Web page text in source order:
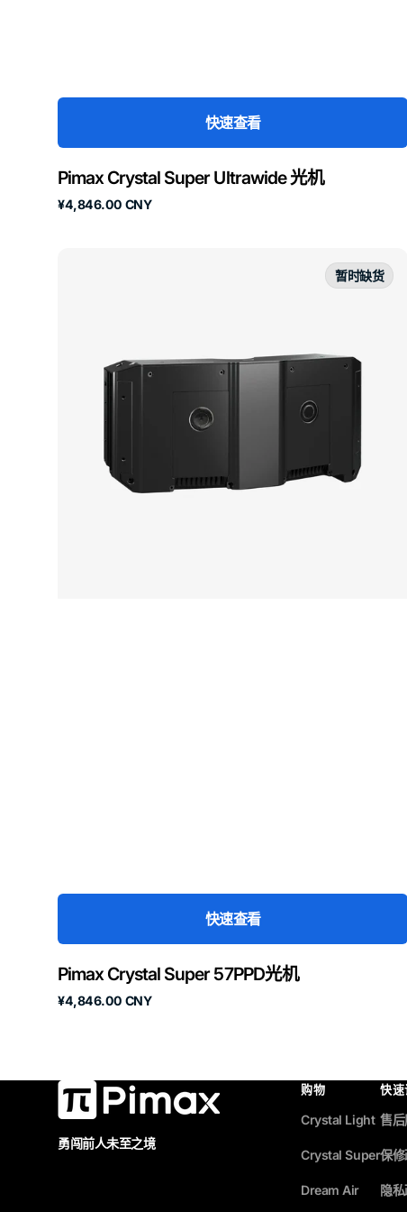
快速查看
Pimax Crystal Super Ultrawide 光机
原
¥4,846.00 CNY
暂时缺货
快速查看
Pimax Crystal Super 57PPD光机
原
¥4,846.00 CNY
勇闯前人未至之境
购物
Crystal Light
Crystal Super
Dream Air
快速
售
保
隐